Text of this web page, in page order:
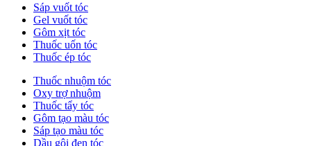
Sáp vuốt tóc
Gel vuốt tóc
Gôm xịt tóc
Thuốc uốn tóc
Thuốc ép tóc
Thuốc nhuộm tóc
Oxy trợ nhuộm
Thuốc tẩy tóc
Gôm tạo màu tóc
Sáp tạo màu tóc
Dầu gội đen tóc